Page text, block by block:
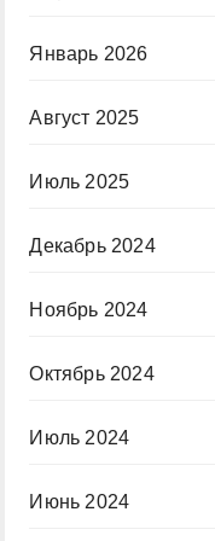
Январь 2026
Август 2025
Июль 2025
Декабрь 2024
Ноябрь 2024
Октябрь 2024
Июль 2024
Июнь 2024